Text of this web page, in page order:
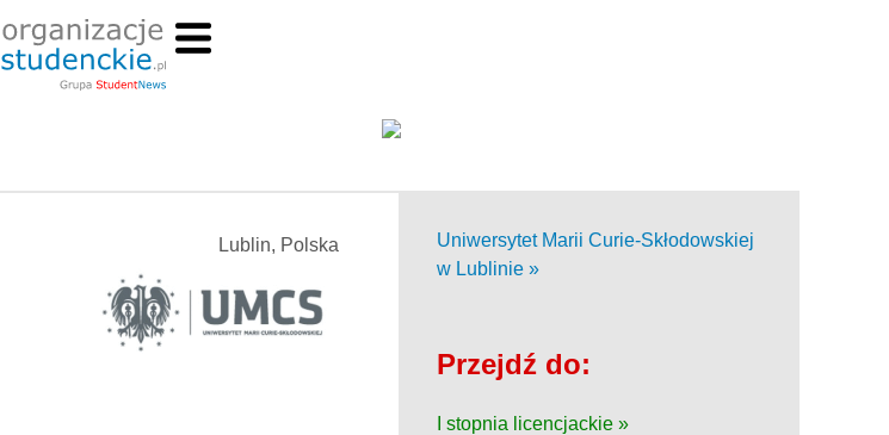
Lublin, Polska
Uniwersytet Marii Curie-Skłodowskiej
w Lublinie »
Przejdź do:
I stopnia licencjackie »